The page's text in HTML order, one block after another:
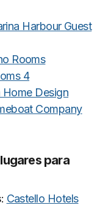
Harbour Guest
Rooms
4
Home Design
Company
para
: Castello Hotels